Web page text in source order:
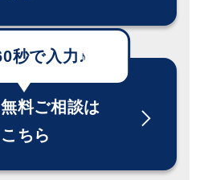
無料ご相談は
こちら